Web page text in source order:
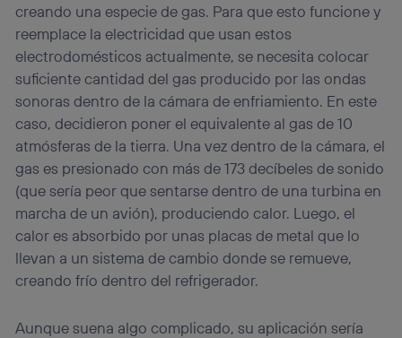
creando una especie de gas. Para que esto funcione y
reemplace la electricidad que usan estos
electrodomésticos actualmente, se necesita colocar
suficiente cantidad del gas producido por las ondas
sonoras dentro de la cámara de enfriamiento. En este
caso, decidieron poner el equivalente al gas de 10
atmósferas de la tierra. Una vez dentro de la cámara, el
gas es presionado con más de 173 decíbeles de sonido
(que sería peor que sentarse dentro de una turbina en
marcha de un avión), produciendo calor. Luego, el
calor es absorbido por unas placas de metal que lo
llevan a un sistema de cambio donde se remueve,
creando frío dentro del refrigerador.
Aunque suena algo complicado, su aplicación sería